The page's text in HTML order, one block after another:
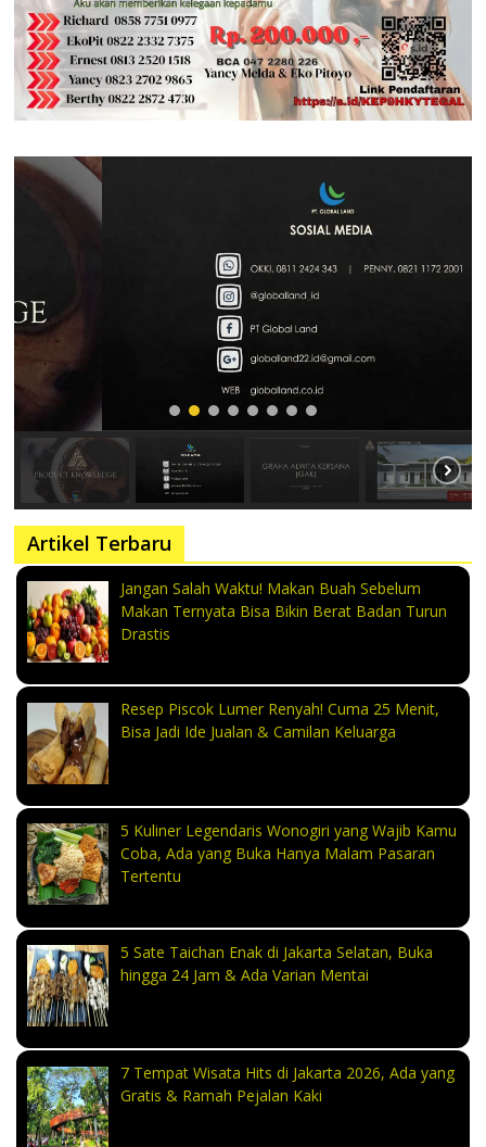
Artikel Terbaru
Jangan Salah Waktu! Makan Buah Sebelum
Makan Ternyata Bisa Bikin Berat Badan Turun
Drastis
Resep Piscok Lumer Renyah! Cuma 25 Menit,
Bisa Jadi Ide Jualan & Camilan Keluarga
5 Kuliner Legendaris Wonogiri yang Wajib Kamu
Coba, Ada yang Buka Hanya Malam Pasaran
Tertentu
5 Sate Taichan Enak di Jakarta Selatan, Buka
hingga 24 Jam & Ada Varian Mentai
7 Tempat Wisata Hits di Jakarta 2026, Ada yang
Gratis & Ramah Pejalan Kaki